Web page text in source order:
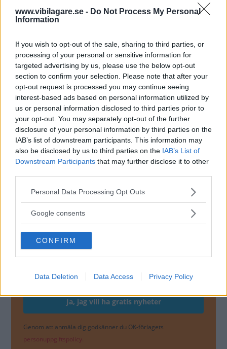
www.vibilagare.se - Do Not Process My Personal
Information
If you wish to opt-out of the sale, sharing to third parties, or
processing of your personal or sensitive information for
targeted advertising by us, please use the below opt-out
section to confirm your selection. Please note that after your
opt-out request is processed you may continue seeing
interest-based ads based on personal information utilized by
us or personal information disclosed to third parties prior to
your opt-out. You may separately opt-out of the further
disclosure of your personal information by third parties on the
IAB’s list of downstream participants. This information may
also be disclosed by us to third parties on the IAB’s List of
Downstream Participants that may further disclose it to other
Please note that this website/app uses one or more Google
not limited to your visit or usage behaviour. You may click to
use your data for below specified purposes in below Google
consent section.
Personal Data Processing Opt Outs
Google consents
CONFIRM
Data Deletion Data Access Privacy Policy
2.3 %
3.29 %
4.46 %
5. 9 %
Jag kör inte bil: 12 %
Vet ej:1 %
MISSA INTE KOMMANDE ARTIKLAR OM
NYHETER
Få vårt nyhetsbrev utan kostnad
Genom att anmäla dig godkänner du OK-förlagets
personuppgiftspolicy.